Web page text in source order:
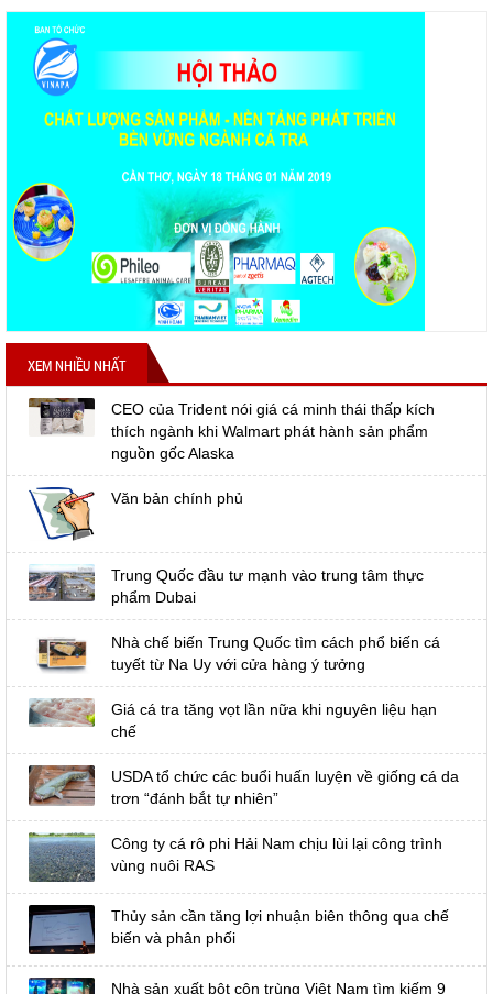
XEM NHIỀU NHẤT
CEO của Trident nói giá cá minh thái thấp kích
thích ngành khi Walmart phát hành sản phẩm
nguồn gốc Alaska
Văn bản chính phủ
Trung Quốc đầu tư mạnh vào trung tâm thực
phẩm Dubai
Nhà chế biến Trung Quốc tìm cách phổ biến cá
tuyết từ Na Uy với cửa hàng ý tưởng
Giá cá tra tăng vọt lần nữa khi nguyên liệu hạn
chế
USDA tổ chức các buổi huấn luyện về giống cá da
trơn “đánh bắt tự nhiên”
Công ty cá rô phi Hải Nam chịu lùi lại công trình
vùng nuôi RAS
Thủy sản cần tăng lợi nhuận biên thông qua chế
biến và phân phối
Nhà sản xuất bột côn trùng Việt Nam tìm kiếm 9